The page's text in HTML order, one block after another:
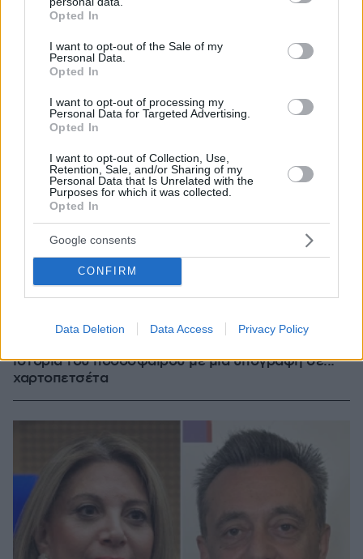
grant or deny consent to Google and its third-party tags to
use your data for below specified purposes in below Google
consent section.
Opted In
I want to opt-out of the Sale of my
Personal Data.
Opted In
I want to opt-out of processing my
Personal Data for Targeted Advertising.
Opted In
I want to opt-out of Collection, Use,
Retention, Sale, and/or Sharing of my
Personal Data that Is Unrelated with the
Purposes for which it was collected.
Opted In
Google consents
CONFIRM
Data Deletion Data Access Privacy Policy
Χόρχε Μέσι: Ο εργάτης από το Ροσάριο που πήρε
ιστορία του ποδοσφαίρου με μια υπογραφή σε...
χαρτοπετσέτα